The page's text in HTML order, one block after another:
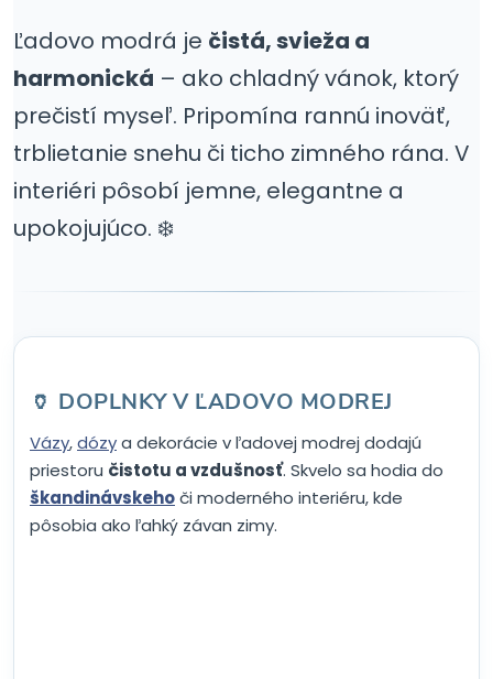
Ľadovo modrá je čistá, svieža a
harmonická – ako chladný vánok, ktorý
prečistí myseľ. Pripomína rannú inoväť,
trblietanie snehu či ticho zimného rána. V
interiéri pôsobí jemne, elegantne a
upokojujúco. ❄️
🏺 DOPLNKY V ĽADOVO MODREJ
Vázy,dózya dekorácie v ľadovej modrej dodajú
priestoru čistotu a vzdušnosť. Skvelo sa hodia do
škandinávskehoči moderného interiéru, kde
pôsobia ako ľahký závan zimy.